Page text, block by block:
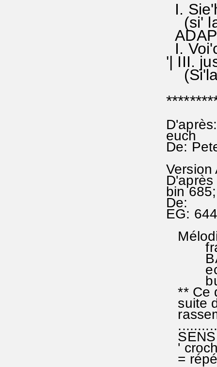
I.
(si'
I.
'| III.
euch
De:
Version
bin 685;
De:
EG:
but
** Ce
suite
SENS
'
=